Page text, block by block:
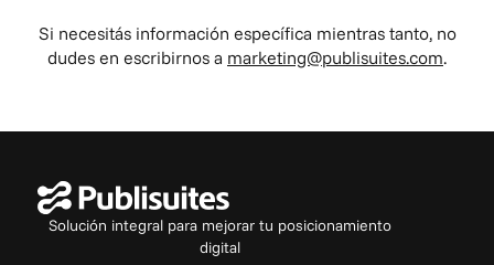
Si necesitás información específica mientras tanto, no
dudes en escribirnos a marketing@publisuites.com.
Solución integral para mejorar tu posicionamiento
digital